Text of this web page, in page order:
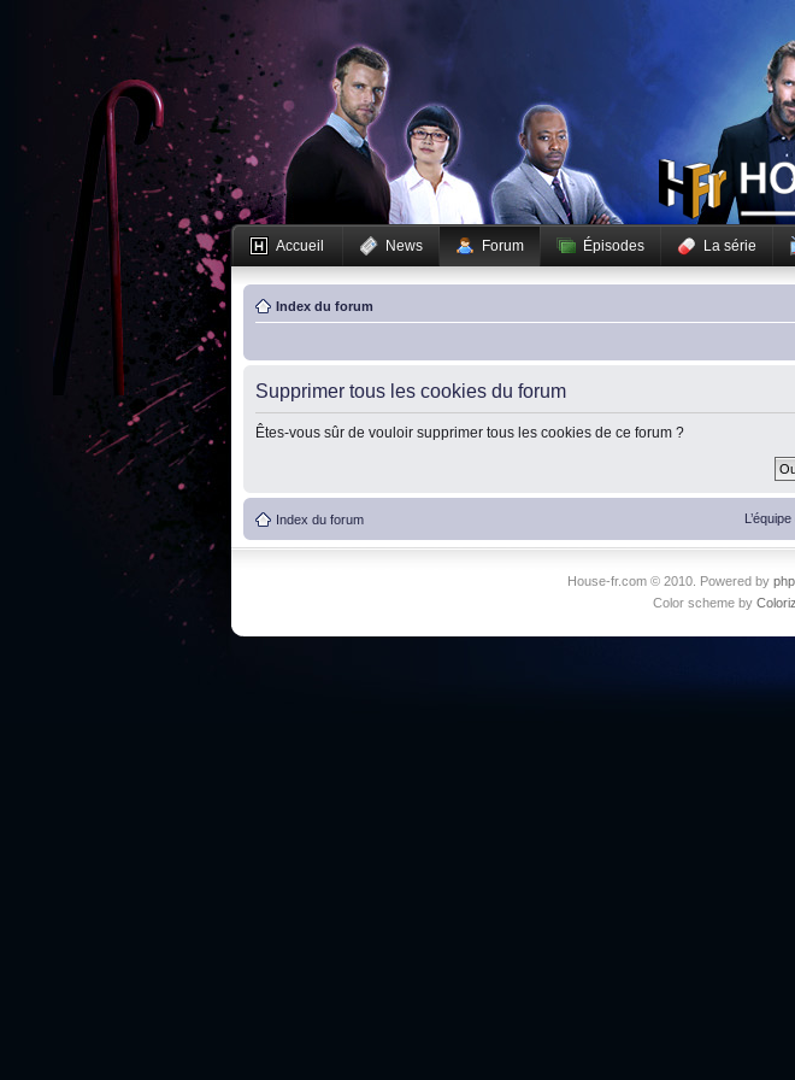
Accueil News Forum Épisodes La série
Index du forum
Supprimer tous les cookies du forum
Êtes-vous sûr de vouloir supprimer tous les cookies de ce forum ?
Index du forum
House-fr.com © 2010. Powered by
Color scheme by